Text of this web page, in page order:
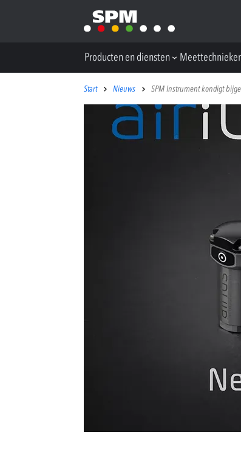
Producten en diensten
Start Nieuws SPM Instrument kondigt